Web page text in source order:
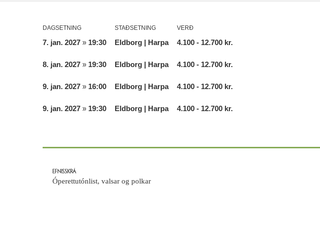
DAGSETNING STAÐSETNING VERÐ
7. jan. 2027 » 19:30 Eldborg | Harpa 4.100 - 12.700 kr.
8. jan. 2027 » 19:30 Eldborg | Harpa 4.100 - 12.700 kr.
9. jan. 2027 » 16:00 Eldborg | Harpa 4.100 - 12.700 kr.
9. jan. 2027 » 19:30 Eldborg | Harpa 4.100 - 12.700 kr.
EFNISSKRÁ
Óperettutónlist, valsar og polkar